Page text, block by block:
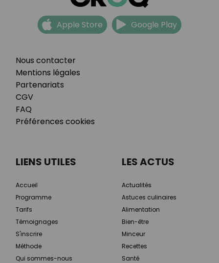
Nous contacter
Mentions légales
Partenariats
CGV
FAQ
Préférences cookies
Apple Store Google Play
LIENS UTILES
Accueil
Programme
Tarifs
Témoignages
S'inscrire
Méthode
Qui sommes-nous
LES ACTUS
Actualités
Astuces culinaires
Alimentation
Bien-être
Minceur
Recettes
Santé